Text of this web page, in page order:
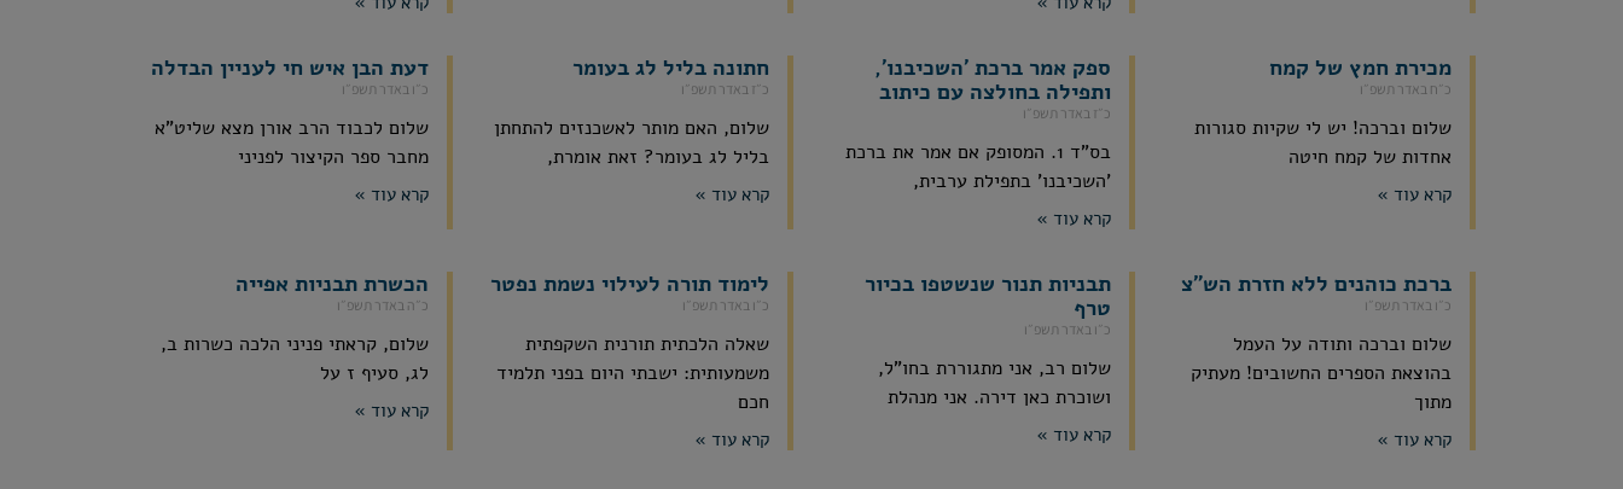
מכירת חמץ של קמח
כ״ח באדר תשפ״ו
שלום וברכה! יש לי שקיות סגורות
אחדות של קמח חיטה
קרא עוד »
ספק אמר ברכת 'השכיבנו',
ותפילה בחולצה עם כיתוב
כ״ז באדר תשפ״ו
בס"ד 1. המסופק אם אמר את ברכת
'השכיבנו' בתפילת ערבית,
קרא עוד »
חתונה בליל לג בעומר
כ״ז באדר תשפ״ו
שלום, האם מותר לאשכנזים להתחתן
בליל לג בעומר? זאת אומרת,
קרא עוד »
דעת הבן איש חי לעניין הבדלה
כ״ו באדר תשפ״ו
שלום לכבוד הרב אורן מצא שליט"א
מחבר ספר הקיצור לפניני
קרא עוד »
ברכת כוהנים ללא חזרת הש"צ
כ״ו באדר תשפ״ו
שלום וברכה ותודה על העמל
בהוצאת הספרים החשובים! מעתיק
מתוך
קרא עוד »
תבניות תנור שנשטפו בכיור
טרף
כ״ו באדר תשפ״ו
שלום רב, אני מתגוררת בחו"ל,
ושוכרת כאן דירה. אני מנהלת
קרא עוד »
לימוד תורה לעילוי נשמת נפטר
כ״ו באדר תשפ״ו
שאלה הלכתית תורנית השקפתית
משמעותית: ישבתי היום בפני תלמיד
חכם
קרא עוד »
הכשרת תבניות אפייה
כ״ה באדר תשפ״ו
שלום, קראתי פניני הלכה כשרות ב,
לג, סעיף ז על
קרא עוד »